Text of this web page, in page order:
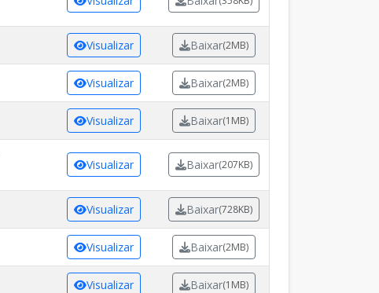
Visualizar Baixar(2MB)
Visualizar Baixar(2MB)
Visualizar Baixar(1MB)
Visualizar Baixar(207KB)
Visualizar Baixar(728KB)
Visualizar Baixar(2MB)
Visualizar Baixar(1MB)